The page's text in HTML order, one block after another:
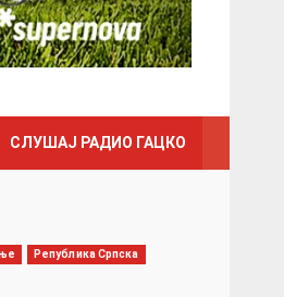
СЛУШАЈ РАДИО ГАЦКО
Република Српска